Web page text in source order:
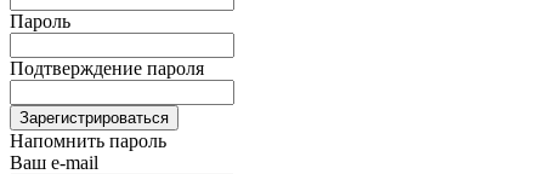
Пароль
Подтверждение пароля
Зарегистрироваться
Напомнить пароль
Ваш e-mail